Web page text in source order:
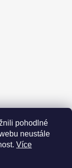
pohodlné
neustále
Více